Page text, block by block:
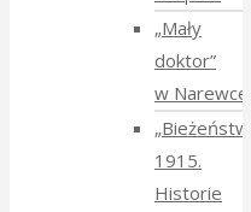
„Mały
doktor”
w Narewce
„Bieżeństwo
1915.
Historie